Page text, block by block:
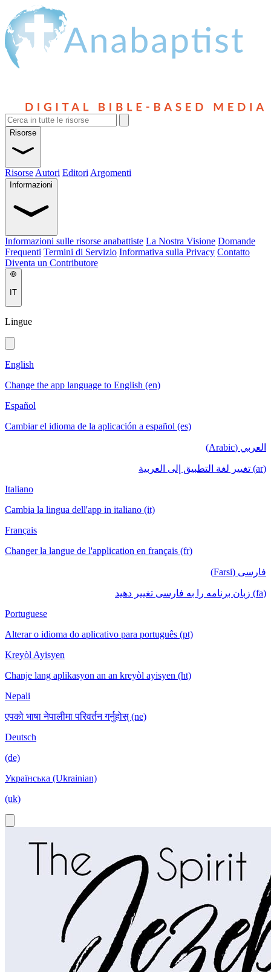
Risorse
Risorse Autori Editori Argomenti
Informazioni
Informazioni sulle risorse anabattiste La Nostra Visione Domande
Frequenti Termini di Servizio Informativa sulla Privacy Contatto
Diventa un Contributore
IT
Lingue
English
Change the app language to English (en)
Español
Cambiar el idioma de la aplicación a español (es)
العربي (Arabic)
(ar) تغيير لغة التطبيق إلى العربية
Italiano
Cambia la lingua dell'app in italiano (it)
Français
Changer la langue de l'application en français (fr)
فارسی (Farsi)
(fa) زبان برنامه را به فارسی تغییر دهید
Portuguese
Alterar o idioma do aplicativo para português (pt)
Kreyòl Ayisyen
Chanje lang aplikasyon an an kreyòl ayisyen (ht)
Nepali
एपको भाषा नेपालीमा परिवर्तन गर्नुहोस् (ne)
Deutsch
(de)
Українська (Ukrainian)
(uk)